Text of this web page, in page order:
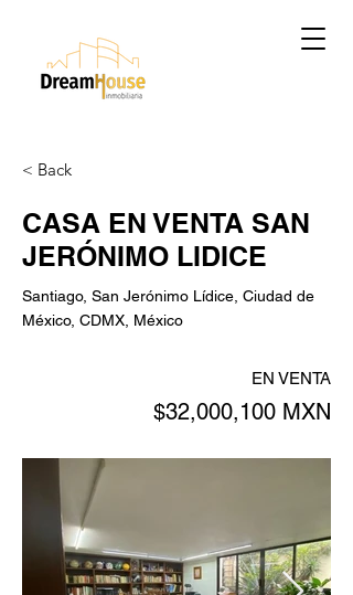
< Back
CASA EN VENTA SAN
JERÓNIMO LIDICE
Santiago, San Jerónimo Lídice, Ciudad de
México, CDMX, México
EN VENTA
$32,000,100 MXN